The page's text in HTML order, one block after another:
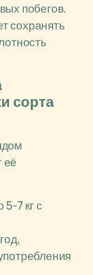
побегов.
сохранять
сорта
её
7 кг с